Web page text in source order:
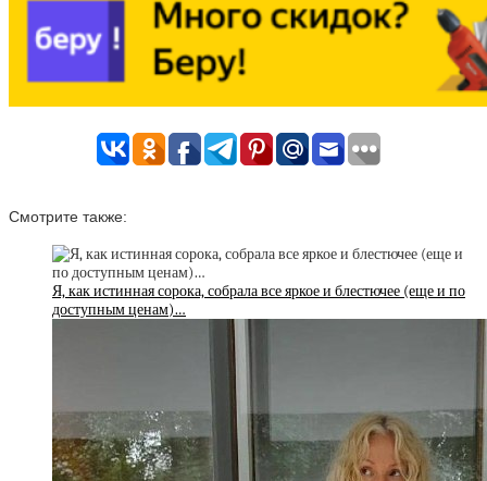
Смотрите также:
Я, как истинная сорока, собрала все яркое и блестючее (еще и по
доступным ценам)…